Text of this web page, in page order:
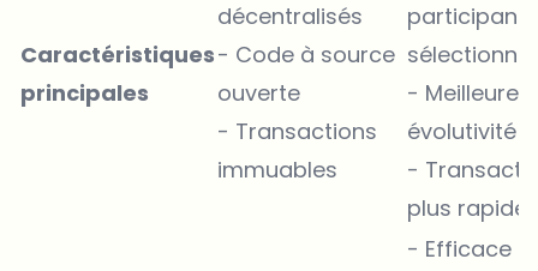
Caractéristiques
principales
décentralisés
- Code à source
ouverte
- Transactions
immuables
participants
- Meilleure
évolutivité
-
plus rapides
- Efficace